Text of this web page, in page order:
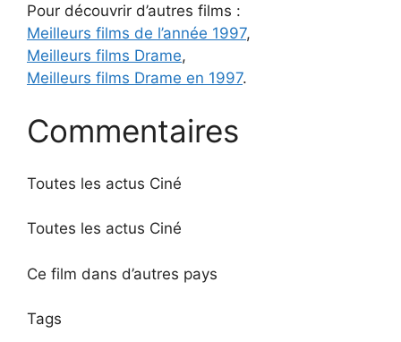
Pour découvrir d’autres films :
Meilleurs films de l’année 1997,
Meilleurs films Drame,
Meilleurs films Drame en 1997.
Commentaires
Toutes les actus Ciné
Toutes les actus Ciné
Ce film dans d’autres pays
Tags